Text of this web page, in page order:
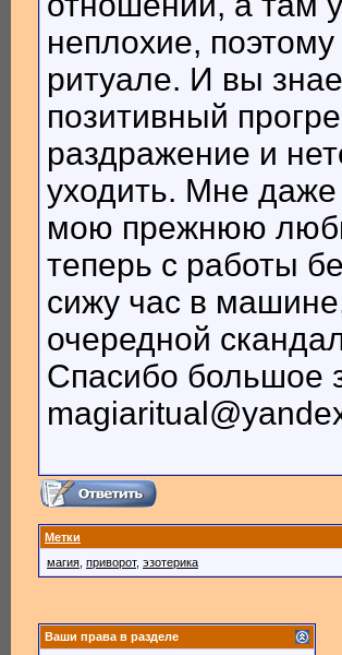
неплохие,
ритуале. И вы
позитивный
раздражение и
уходить. Мне даже
мою прежнюю
теперь с работы
сижу час в
очередной
Спасибо большое
Метки
магия приворот, эзотерика
Ваши права в разделе